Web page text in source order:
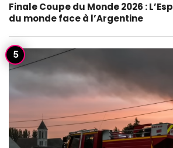
Finale Coupe du Monde 2026 :
du monde face à l’Argentine